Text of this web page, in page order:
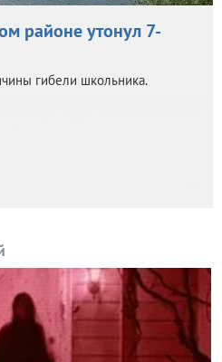
районе утонул 7-
гибели школьника.